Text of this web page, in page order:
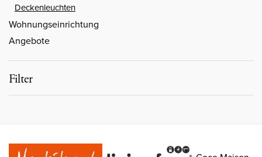
Deckenleuchten
Wohnungseinrichtung
Angebote
Filter